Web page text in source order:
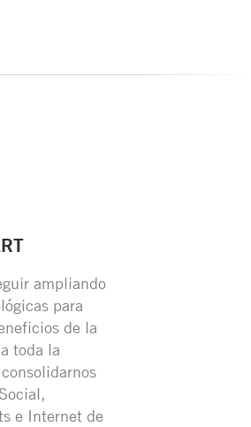
ampliando
para
de la
toda la
e Internet de